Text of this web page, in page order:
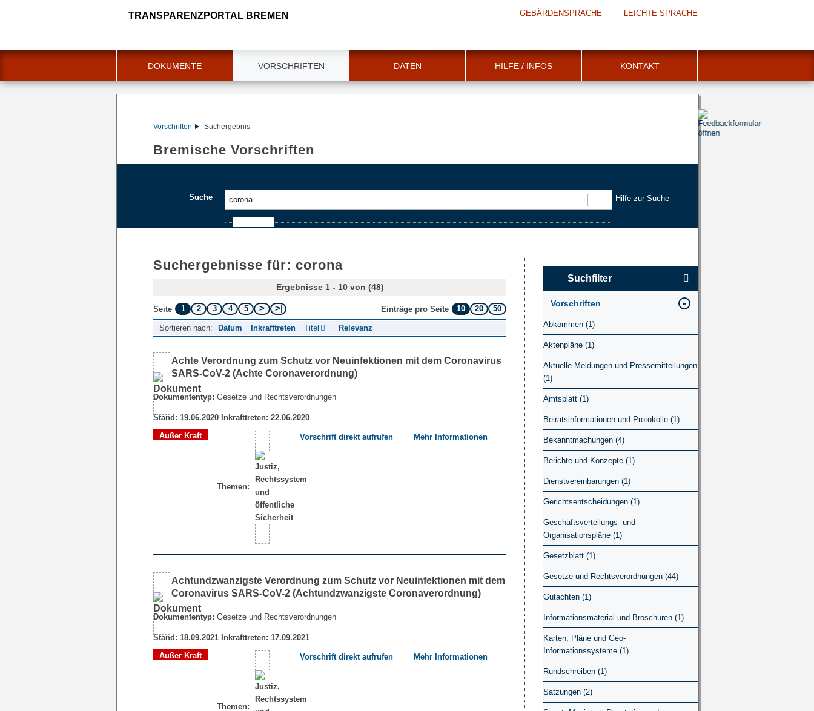
TRANSPARENZPORTAL BREMEN GEBÄRDENSPRACHE LEICHTE SPRACHE
DOKUMENTE VORSCHRIFTEN DATEN HILFE / INFOS KONTAKT
Vorschriften Suchergebnis
Bremische Vorschriften
Suche Hilfe zur Suche
Suchergebnisse für: corona
Ergebnisse 1 - 10 von (48)
Seite 1 2 3 4 5 Einträge pro Seite 10 20 50
Sortieren nach: Datum Inkrafttreten Titel Relevanz
Achte Verordnung zum Schutz vor Neuinfektionen mit dem Coronavirus
SARS-CoV-2 (Achte Coronaverordnung)
Dokumententyp: Gesetze und Rechtsverordnungen
Stand: 19.06.2020 Inkrafttreten: 22.06.2020
Außer Kraft
Themen:
Vorschrift direkt aufrufen Mehr Informationen
Achtundzwanzigste Verordnung zum Schutz vor Neuinfektionen mit dem
Coronavirus SARS-CoV-2 (Achtundzwanzigste Coronaverordnung)
Dokumententyp: Gesetze und Rechtsverordnungen
Stand: 18.09.2021 Inkrafttreten: 17.09.2021
Außer Kraft
Themen:
Vorschrift direkt aufrufen Mehr Informationen
Suchfilter
Vorschriften
Abkommen (1)
Aktenpläne (1)
Aktuelle Meldungen und Pressemitteilungen
(1)
Amtsblatt (1)
Beiratsinformationen und Protokolle (1)
Bekanntmachungen (4)
Berichte und Konzepte (1)
Dienstvereinbarungen (1)
Gerichtsentscheidungen (1)
Geschäftsverteilungs- und
Organisationspläne (1)
Gesetzblatt (1)
Gesetze und Rechtsverordnungen (44)
Gutachten (1)
Informationsmaterial und Broschüren (1)
Karten, Pläne und Geo-
Informationssysteme (1)
Rundschreiben (1)
Satzungen (2)